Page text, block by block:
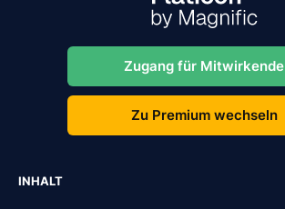
Zugang für Mitwirkende
Zu Premium wechseln
INHALT